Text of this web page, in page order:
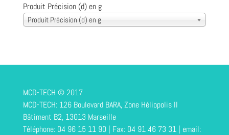
Produit Précision (d) en g
Produit Précision (d) en g
MCD-TECH © 2017
MCD-TECH: 126 Boulevard BARA, Zone Héliopolis II
Bâtiment B2, 13013 Marseille
Téléphone: 04 96 15 11 90 | Fax: 04 91 46 73 31 | email: